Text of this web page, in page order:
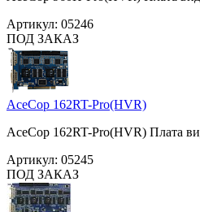
Артикул: 05246
ПОД ЗАКАЗ
AceCop 162RT-Pro(HVR)
AceCop 162RT-Pro(HVR) Плата
Артикул: 05245
ПОД ЗАКАЗ